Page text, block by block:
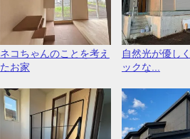
ネコちゃんのことを考え
たお家
自然光が優し
ックな...